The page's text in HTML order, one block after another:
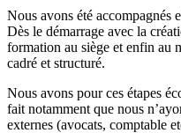
Nous avons été accompagnés
Dès le démarrage avec la
formation au siège et enfin au
cadré et structuré.
Nous avons pour ces étapes
fait notamment que nous
externes (avocats, comptable